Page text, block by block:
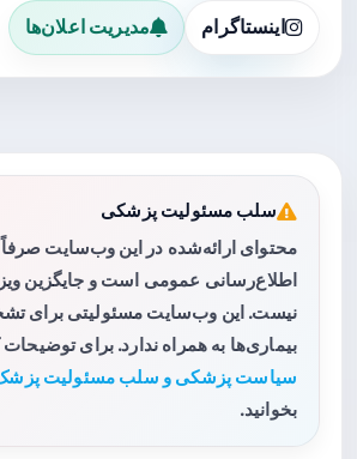
اینستاگرام مدیریت اعلان‌ها
سلب مسئولیت پزشکی
محتوای ارائه‌شده در این وب‌سایت
اطلاع‌رسانی عمومی است و جایگزین
نیست. این وب‌سایت مسئولیتی برای
بیماری‌ها به همراه ندارد. برای
سیاست پزشکی و سلب مسئولیت
بخوانید.